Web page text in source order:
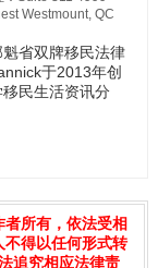
Westmount, QC
省双牌移民法律
于2013年创
民生活资讯分
所有，依法受相
不得以任何形式转
追究相应法律责